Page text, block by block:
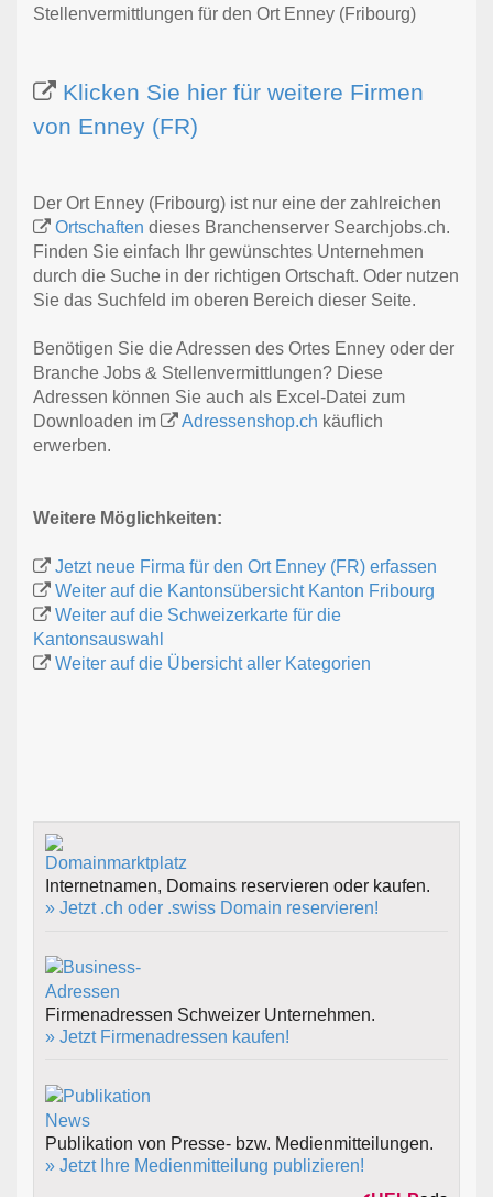
Stellenvermittlungen für den Ort Enney (Fribourg)
Klicken Sie hier für weitere Firmen
von Enney (FR)
Der Ort Enney (Fribourg) ist nur eine der zahlreichen
Ortschaften dieses Branchenserver Searchjobs.ch.
Finden Sie einfach Ihr gewünschtes Unternehmen
durch die Suche in der richtigen Ortschaft. Oder nutzen
Sie das Suchfeld im oberen Bereich dieser Seite.
Benötigen Sie die Adressen des Ortes Enney oder der
Branche Jobs & Stellenvermittlungen? Diese
Adressen können Sie auch als Excel-Datei zum
Downloaden im
Adressenshop.ch käuflich
erwerben.
Weitere Möglichkeiten:
Jetzt neue Firma für den Ort Enney (FR) erfassen
Weiter auf die Kantonsübersicht Kanton Fribourg
Weiter auf die Schweizerkarte für die
Kantonsauswahl
Weiter auf die Übersicht aller Kategorien
Internetnamen, Domains reservieren oder kaufen.
» Jetzt .ch oder .swiss Domain reservieren!
Firmenadressen Schweizer Unternehmen.
» Jetzt Firmenadressen kaufen!
Publikation von Presse- bzw. Medienmitteilungen.
» Jetzt Ihre Medienmitteilung publizieren!